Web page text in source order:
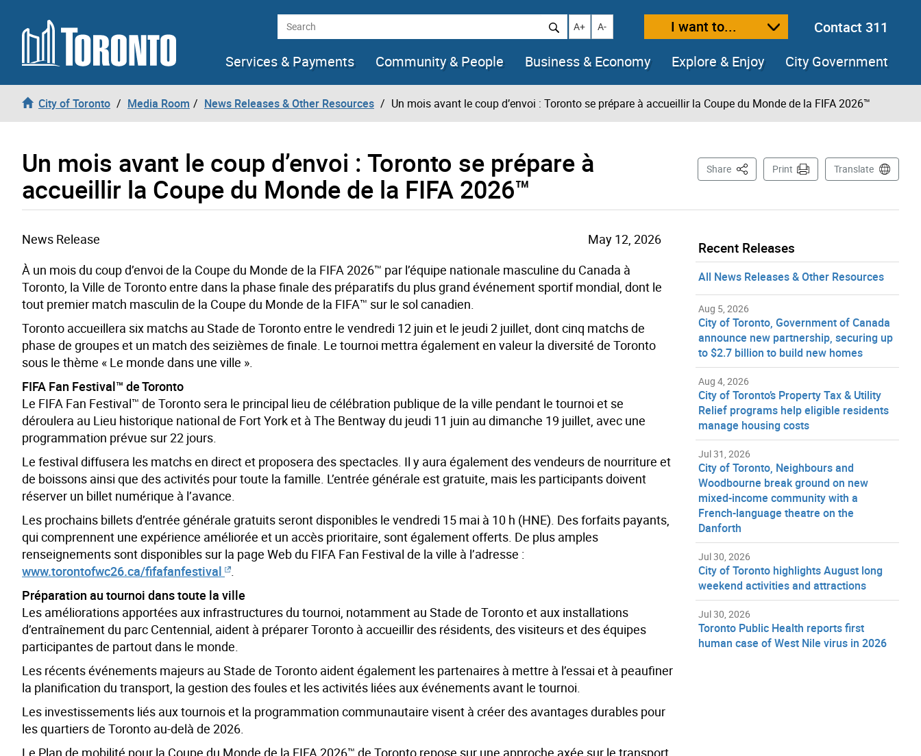
Skip to content Search Increase text size
A+ Decrease text size
A- I want to...
Contact 311
Services & Payments
Community & People Business & Economy Explore & Enjoy City Government
City of Toronto Media Room News Releases & Other Resources Un mois avant le coup d’envoi : Toronto se prépare à accueillir la Coupe du Monde de la FIFA 2026™
Un mois avant le coup d’envoi : Toronto se prépare à
accueillir la Coupe du Monde de la FIFA 2026™
Share This PagePrint Translate
News Release
May 12, 2026
À un mois du coup d’envoi de la Coupe du Monde de la FIFA 2026™ par l’équipe nationale masculine du Canada à
Toronto, la Ville de Toronto entre dans la phase finale des préparatifs du plus grand événement sportif mondial, dont le
tout premier match masculin de la Coupe du Monde de la FIFA™ sur le sol canadien.
Toronto accueillera six matchs au Stade de Toronto entre le vendredi 12 juin et le jeudi 2 juillet, dont cinq matchs de
phase de groupes et un match des seizièmes de finale. Le tournoi mettra également en valeur la diversité de Toronto
sous le thème « Le monde dans une ville ».
FIFA Fan Festival™ de Toronto
Le FIFA Fan Festival™ de Toronto sera le principal lieu de célébration publique de la ville pendant le tournoi et se
déroulera au Lieu historique national de Fort York et à The Bentway du jeudi 11 juin au dimanche 19 juillet, avec une
programmation prévue sur 22 jours.
Le festival diffusera les matchs en direct et proposera des spectacles. Il y aura également des vendeurs de nourriture et
de boissons ainsi que des activités pour toute la famille. L’entrée générale est gratuite, mais les participants doivent
réserver un billet numérique à l’avance.
Les prochains billets d’entrée générale gratuits seront disponibles le vendredi 15 mai à 10 h (HNE). Des forfaits payants,
qui comprennent une expérience améliorée et un accès prioritaire, sont également offerts. De plus amples
renseignements sont disponibles sur la page Web du FIFA Fan Festival de la ville à l’adresse :
www.torontofwc26.ca/fifafanfestival
Préparation au tournoi dans toute la ville
Les améliorations apportées aux infrastructures du tournoi, notamment au Stade de Toronto et aux installations
d’entraînement du parc Centennial, aident à préparer Toronto à accueillir des résidents, des visiteurs et des équipes
participantes de partout dans le monde.
Les récents événements majeurs au Stade de Toronto aident également les partenaires à mettre à l’essai et à peaufiner
la planification du transport, la gestion des foules et les activités liées aux événements avant le tournoi.
Les investissements liés aux tournois et la programmation communautaire visent à créer des avantages durables pour
les quartiers de Toronto au-delà de 2026.
Le Plan de mobilité pour la Coupe du Monde de la FIFA 2026™ de Toronto repose sur une approche axée sur le transport
Recent Releases
All News Releases & Other Resources
Aug 5, 2026
City of Toronto, Government of Canada
announce new partnership, securing up
to $2.7 billion to build new homes
Aug 4, 2026
City of Toronto’s Property Tax & Utility
Relief programs help eligible residents
manage housing costs
Jul 31, 2026
City of Toronto, Neighbours and
Woodbourne break ground on new
mixed-income community with a
French-language theatre on the
Danforth
Jul 30, 2026
City of Toronto highlights August long
weekend activities and attractions
Jul 30, 2026
Toronto Public Health reports first
human case of West Nile virus in 2026